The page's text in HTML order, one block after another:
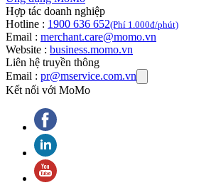
Hợp tác doanh nghiệp
Hotline : 1900 636 652(Phí 1.000đ/phút)
Email : merchant.care@momo.vn
Website : business.momo.vn
Liên hệ truyền thông
Email : pr@mservice.com.vn
Kết nối với MoMo